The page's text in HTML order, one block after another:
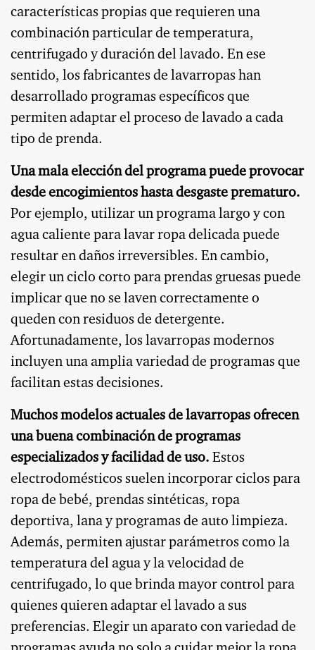
características propias que requieren una
combinación particular de temperatura,
centrifugado y duración del lavado. En ese
sentido, los fabricantes de lavarropas han
desarrollado programas específicos que
permiten adaptar el proceso de lavado a cada
tipo de prenda.
Una mala elección del programa puede provocar
desde encogimientos hasta desgaste prematuro.
Por ejemplo, utilizar un programa largo y con
agua caliente para lavar ropa delicada puede
resultar en daños irreversibles. En cambio,
elegir un ciclo corto para prendas gruesas puede
implicar que no se laven correctamente o
queden con residuos de detergente.
Afortunadamente, los lavarropas modernos
incluyen una amplia variedad de programas que
facilitan estas decisiones.
Muchos modelos actuales de lavarropas ofrecen
una buena combinación de programas
especializados y facilidad de uso. Estos
electrodomésticos suelen incorporar ciclos para
ropa de bebé, prendas sintéticas, ropa
deportiva, lana y programas de auto limpieza.
Además, permiten ajustar parámetros como la
temperatura del agua y la velocidad de
centrifugado, lo que brinda mayor control para
quienes quieren adaptar el lavado a sus
preferencias. Elegir un aparato con variedad de